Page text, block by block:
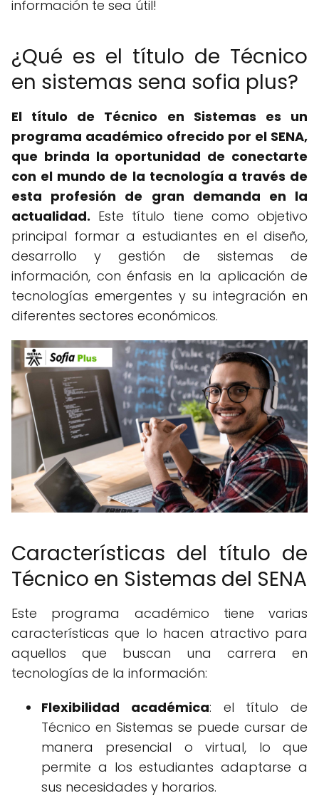
información te sea útil!
¿Qué es el título de Técnico
en sistemas sena sofia plus?
El título de Técnico en Sistemas es un
programa académico ofrecido por el SENA,
que brinda la oportunidad de conectarte
con el mundo de la tecnología a través de
esta profesión de gran demanda en la
actualidad. Este título tiene como objetivo
principal formar a estudiantes en el diseño,
desarrollo y gestión de sistemas de
información, con énfasis en la aplicación de
tecnologías emergentes y su integración en
diferentes sectores económicos.
Características del título de
Técnico en Sistemas del SENA
Este programa académico tiene varias
características que lo hacen atractivo para
aquellos que buscan una carrera en
tecnologías de la información:
Flexibilidad académica: el título de
Técnico en Sistemas se puede cursar de
manera presencial o virtual, lo que
permite a los estudiantes adaptarse a
sus necesidades y horarios.